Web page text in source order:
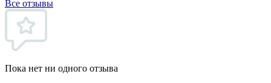
Все отзывы
Пока нет ни одного отзыва